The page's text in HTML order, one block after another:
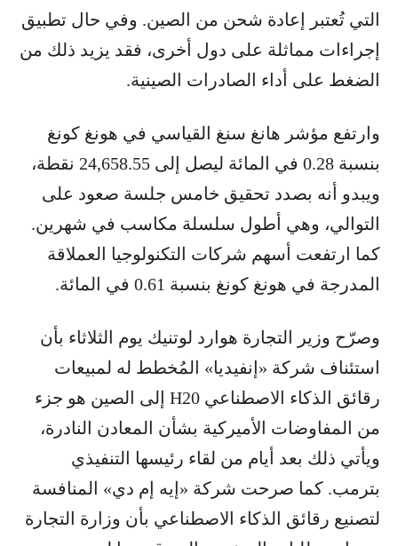
التي تُعتبر إعادة شحن من الصين. وفي حال تطبيق
إجراءات مماثلة على دول أخرى، فقد يزيد ذلك من
الضغط على أداء الصادرات الصينية.
وارتفع مؤشر هانغ سنغ القياسي في هونغ كونغ
بنسبة 0.28 في المائة ليصل إلى 24,658.55 نقطة،
ويبدو أنه بصدد تحقيق خامس جلسة صعود على
التوالي، وهي أطول سلسلة مكاسب في شهرين.
كما ارتفعت أسهم شركات التكنولوجيا العملاقة
المدرجة في هونغ كونغ بنسبة 0.61 في المائة.
وصرّح وزير التجارة هوارد لوتنيك يوم الثلاثاء بأن
استئناف شركة «إنفيديا» المُخطط له لمبيعات
رقائق الذكاء الاصطناعي H20 إلى الصين هو جزء
من المفاوضات الأميركية بشأن المعادن النادرة،
ويأتي ذلك بعد أيام من لقاء رئيسها التنفيذي
بترمب. كما صرحت شركة «إيه إم دي» المنافسة
لتصنيع رقائق الذكاء الاصطناعي بأن وزارة التجارة